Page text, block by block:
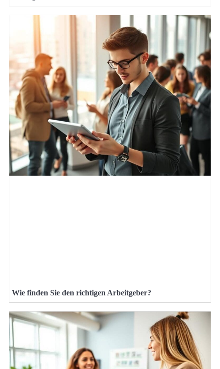
Wie finden Sie den richtigen Arbeitgeber?